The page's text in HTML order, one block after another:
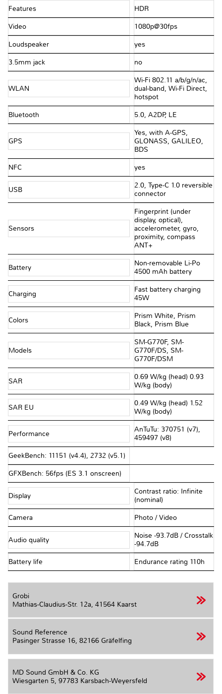
Features HDR
Video 1080p@30fps
Loudspeaker yes
3.5mm jack no
WLAN
Wi-Fi 802.11 a/b/g/n/ac,
dual-band, Wi-Fi Direct,
hotspot
Bluetooth 5.0, A2DP, LE
GPS
Yes, with A-GPS,
GLONASS, GALILEO,
BDS
NFC yes
USB
2.0, Type-C 1.0 reversible
connector
Sensors
Fingerprint (under
display, optical),
accelerometer, gyro,
proximity, compass
ANT+
Battery
Non-removable Li-Po
4500 mAh battery
Charging
Fast battery charging
45W
Colors
Prism White, Prism
Black, Prism Blue
Models
SM-G770F, SM-
G770F/DS, SM-
G770F/DSM
SAR
0.69 W/kg (head) 0.93
W/kg (body)
SAR EU
0.49 W/kg (head) 1.52
W/kg (body)
Performance
AnTuTu: 370751 (v7),
459497 (v8)
GeekBench: 11151 (v4.4), 2732 (v5.1)
GFXBench: 56fps (ES 3.1 onscreen)
Display
Contrast ratio: Infinite
(nominal)
Camera Photo / Video
Audio quality
Noise -93.7dB / Crosstalk
-94.7dB
Battery life Endurance rating 110h
Grobi
Mathias-Claudius-Str. 12a, 41564 Kaarst
Sound Reference
Pasinger Strasse 16, 82166 Gräfelfing
MD Sound GmbH & Co. KG
Wiesgarten 5, 97783 Karsbach-Weyersfeld